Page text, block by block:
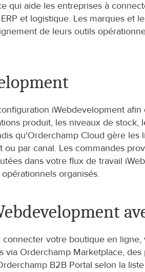
qui aide les entreprises à
et logistique. Les marques et
de leurs outils
iWebdevelopment
produit, les niveaux de
qu'Orderchamp Cloud gère
par canal. Les commandes
dans votre flux de travail
organisés.
votre boutique en
Orderchamp Marketplace,
B2B Portal selon la